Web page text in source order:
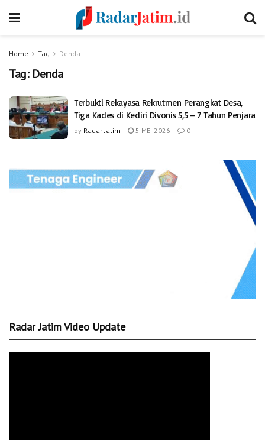
Home Tag Denda
Tag: Denda
Terbukti Rekayasa Rekrutmen Perangkat Desa,
Tiga Kades di Kediri Divonis 5,5 – 7 Tahun Penjara
by Radar Jatim 5 MEI 2026 0
Radar Jatim Video Update